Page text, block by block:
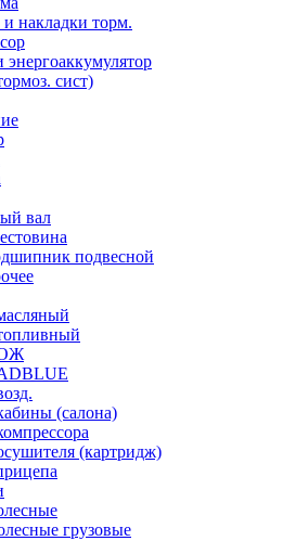
накладки торм.
энергоаккумулятор
сист)
вал
подвесной
ОЖ
(салона)
(картридж)
грузовые